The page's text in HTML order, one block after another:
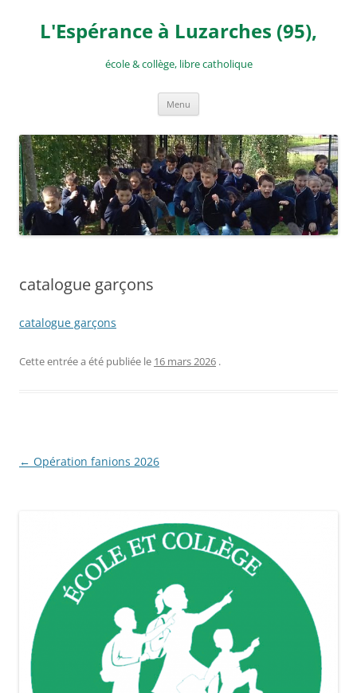
contenu
L'Espérance à Luzarches (95),
école & collège, libre catholique
Menu
catalogue garçons
catalogue garçons
Cette entrée a été publiée le 16 mars 2026 .
Navigation
← Opération fanions 2026